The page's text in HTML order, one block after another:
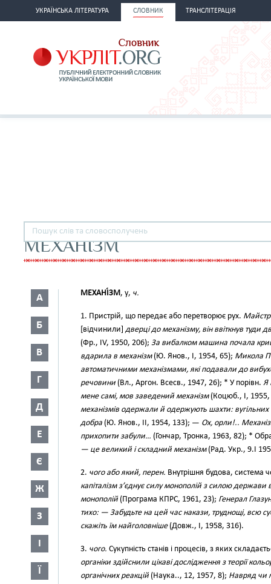
УКРАЇНСЬКА ЛІТЕРАТУРА СЛОВНИК ТРАНСЛІТЕРАЦІЯ
МЕХАНІЗМ
А
Б
В
Г
Д
Е
Є
Ж
З
І
Ї
МЕХАНІ́ЗМ, у, ч.
1. Пристрій, що передає або перетворює рух.
[відчинили] дверці до механізму, він ввіткнув туди
(Фр., IV, 1950, 206); За вибалком машина почала
вдарила в механізм(Ю. Янов., І, 1954, 65); Микола
автоматичними механізмами, які подавали до
речовини (Вл., Аргон. Всесв., 1947, 26); * У порівн. Я
мене самі, мов заведений механізм(Коцюб., І,
механізмів одержали й одержують шахти: вугільних
добра (Ю. Янов., II, 1954, 133); — Ох, орли!..
прихопити забули… (Гончар, Тронка, 1963, 82); *
— це великий і складний механізм(Рад. Укр., 9.І
2. чого або який, перен. Внутрішня будова, система
капіталізм з’єднує силу монополій з силою
монополій (Програма КПРС, 1961, 23); Генерал
тихо: — Забудьте на цей час накази, труднощі, всю
скажіть їм найголовніше(Довж., І, 1958, 316).
3. чого. Сукупність станів і процесів, з яких
органіки здійснили цікаві дослідження з теорії
органічних реакцій (Наука.., 12, 1957, 8); Навряд чи